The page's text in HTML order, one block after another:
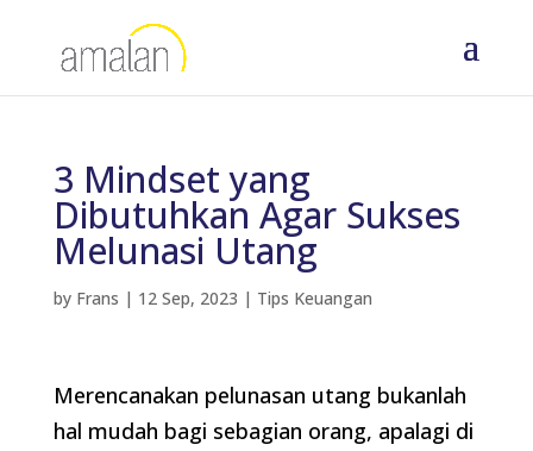
3 Mindset yang
Dibutuhkan Agar Sukses
Melunasi Utang
by Frans | 12 Sep, 2023 | Tips Keuangan
Merencanakan pelunasan utang bukanlah
hal mudah bagi sebagian orang, apalagi di